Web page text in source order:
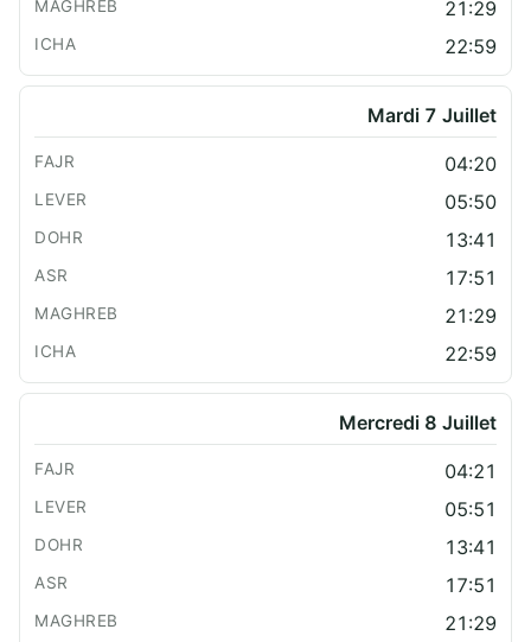
21:29
22:59
Mardi 7 Juillet
04:20
05:50
13:41
17:51
21:29
22:59
Mercredi 8 Juillet
04:21
05:51
13:41
17:51
21:29